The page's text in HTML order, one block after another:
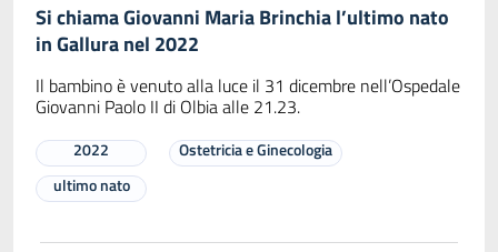
Si chiama Giovanni Maria Brinchia l’ultimo nato
in Gallura nel 2022
Il bambino è venuto alla luce il 31 dicembre nell’Ospedale
Giovanni Paolo II di Olbia alle 21.23.
2022
Ostetricia e Ginecologia
ultimo nato